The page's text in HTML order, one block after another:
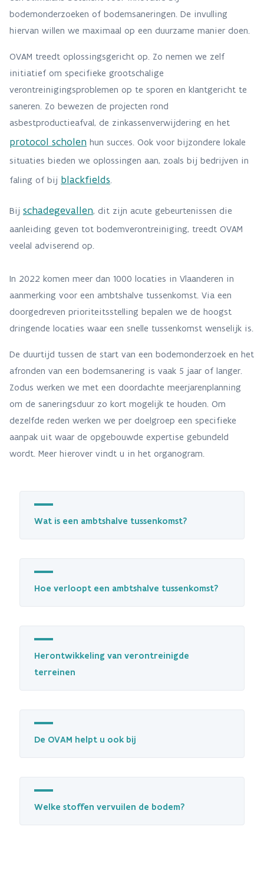
bodemonderzoeken of bodemsaneringen. De invulling
hiervan willen we maximaal op een duurzame manier doen.
OVAM treedt oplossingsgericht op. Zo nemen we zelf
initiatief om specifieke grootschalige
verontreinigingsproblemen op te sporen en klantgericht te
saneren. Zo bewezen de projecten rond
asbestproductieafval, de zinkassenverwijdering en het
protocol scholen hun succes. Ook voor bijzondere lokale
situaties bieden we oplossingen aan, zoals bij bedrijven in
faling of bij blackfields.
Bij schadegevallen, dit zijn acute gebeurtenissen die
aanleiding geven tot bodemverontreiniging, treedt OVAM
veelal adviserend op.
In 2022 komen meer dan 1000 locaties in Vlaanderen in
aanmerking voor een ambtshalve tussenkomst. Via een
doorgedreven prioriteitsstelling bepalen we de hoogst
dringende locaties waar een snelle tussenkomst wenselijk is.
De duurtijd tussen de start van een bodemonderzoek en het
afronden van een bodemsanering is vaak 5 jaar of langer.
Zodus werken we met een doordachte meerjarenplanning
om de saneringsduur zo kort mogelijk te houden. Om
dezelfde reden werken we per doelgroep een specifieke
aanpak uit waar de opgebouwde expertise gebundeld
wordt. Meer hierover vindt u in het organogram.
Wat is een ambtshalve tussenkomst?
Hoe verloopt een ambtshalve tussenkomst?
Herontwikkeling van verontreinigde
terreinen
De OVAM helpt u ook bij
Welke stoffen vervuilen de bodem?